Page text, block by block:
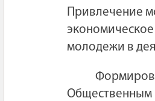
Привлечение
молодежи в